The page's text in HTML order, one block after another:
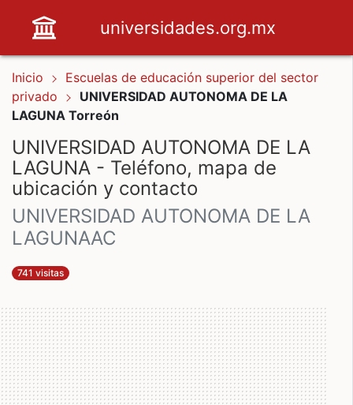
universidades.org.mx
Inicio
Escuelas de educación superior del sector
privado
UNIVERSIDAD AUTONOMA DE LA
LAGUNA Torreón
UNIVERSIDAD AUTONOMA DE LA
LAGUNA - Teléfono, mapa de
ubicación y contacto
UNIVERSIDAD AUTONOMA DE LA
LAGUNAAC
741 visitas